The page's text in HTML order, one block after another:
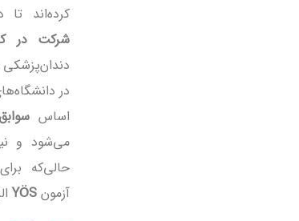
کرده‌اند تا
شرکت در
در
اساس
می‌شود و
حالی‌که
آزمونYÖS